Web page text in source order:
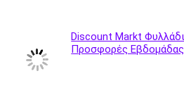
Discount Markt
Προσφορές Εβδομάδας